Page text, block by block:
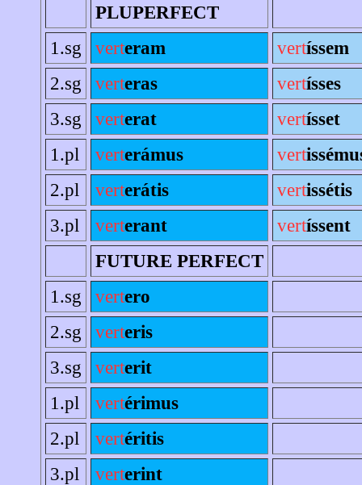
PLUPERFECT
1.sg
verteram vertíssem
2.sg
verteras vertísses
3.sg
verterat vertísset
1.pl
verterámus vert
2.pl
verterátis vertissétis
3.pl
verterant vertíssent
FUTURE PERFECT
1.sg
vertero
2.sg
verteris
3.sg
verterit
1.pl
vertérimus
2.pl
vertéritis
3.pl
verterint